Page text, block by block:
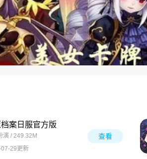
案日服官方版
演 / 249.32M
29更新
查看